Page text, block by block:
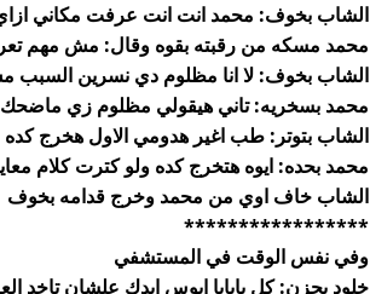
الشاب بخوف: محمد انت انت عرفت مكاني
محمد مسكه من رقبته بقوه وقال: مش مهم
الشاب بخوف: لا انا مظلوم دي نسرين السبب
محمد بسخريه: تاني هيقولي مظلوم زي ماضحك
الشاب بتوتر: طب اغير هدومي الاول هخرج
محمد بحده: ايوه هتخرج كده ولو كترت كلام
الشاب خاف اوي من محمد وخرج قدامه بخوف
*****************
وفي نفس الوقت في المستشفي
خلود بحزن: كل يابابا ابوس ايدك علشان تاخد